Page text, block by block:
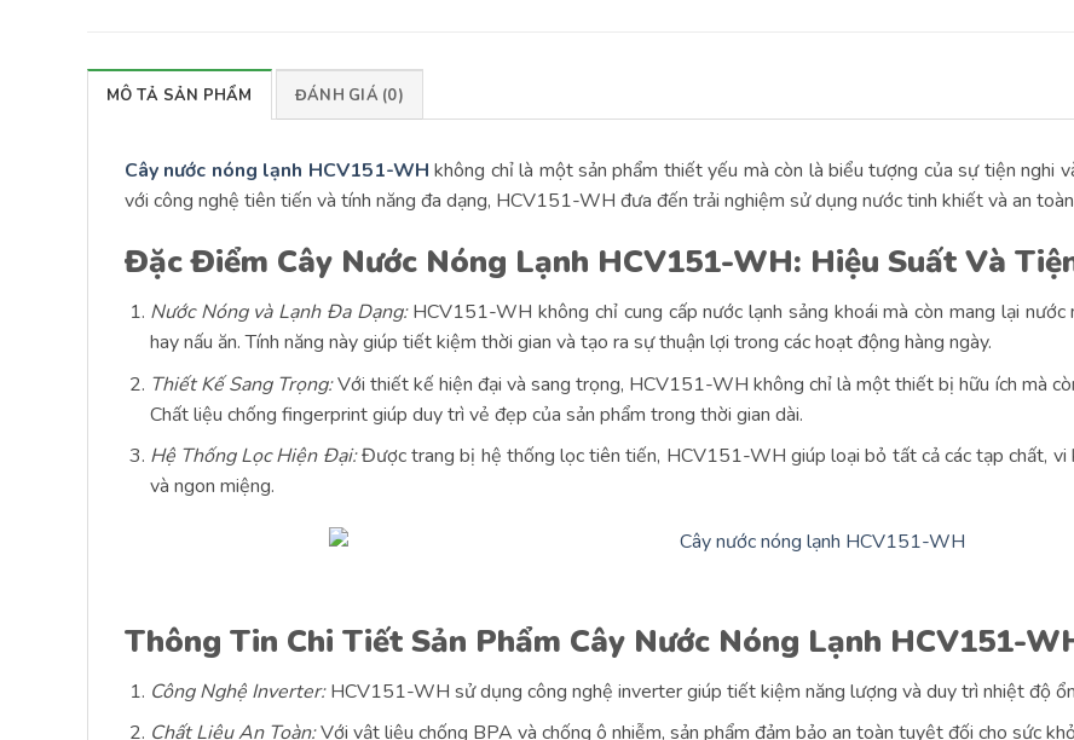
MÔ TẢ SẢN PHẨM ĐÁNH GIÁ (0)
Cây nước nóng lạnh HCV151-WH không chỉ là một sản phẩm thiết yếu mà còn là biểu tượng của sự tiện nghi
với công nghệ tiên tiến và tính năng đa dạng, HCV151-WH đưa đến trải nghiệm sử dụng nước tinh khiết và an
Đặc Điểm Cây Nước Nóng Lạnh HCV151-WH: Hiệu Suất Và
Nước Nóng và Lạnh Đa Dạng:HCV151-WH không chỉ cung cấp nước lạnh sảng khoái mà còn mang lại nước
hay nấu ăn. Tính năng này giúp tiết kiệm thời gian và tạo ra sự thuận lợi trong các hoạt động hàng ngày.
Thiết Kế Sang Trọng:Với thiết kế hiện đại và sang trọng, HCV151-WH không chỉ là một thiết bị hữu ích mà
Chất liệu chống fingerprint giúp duy trì vẻ đẹp của sản phẩm trong thời gian dài.
Hệ Thống Lọc Hiện Đại:Được trang bị hệ thống lọc tiên tiến, HCV151-WH giúp loại bỏ tất cả các tạp chất, vi
và ngon miệng.
Thông Tin Chi Tiết Sản Phẩm Cây Nước Nóng Lạnh HCV151-
Công Nghệ Inverter:HCV151-WH sử dụng công nghệ inverter giúp tiết kiệm năng lượng và duy trì nhiệt độ
Chất Liệu An Toàn:Với vật liệu chống BPA và chống ô nhiễm, sản phẩm đảm bảo an toàn tuyệt đối cho sức